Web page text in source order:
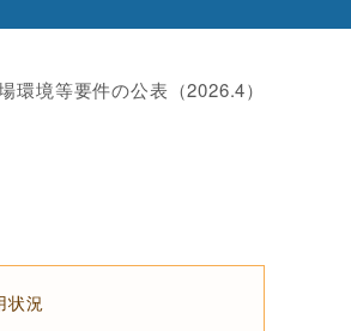
環境等要件の公表（2026.4）
状況